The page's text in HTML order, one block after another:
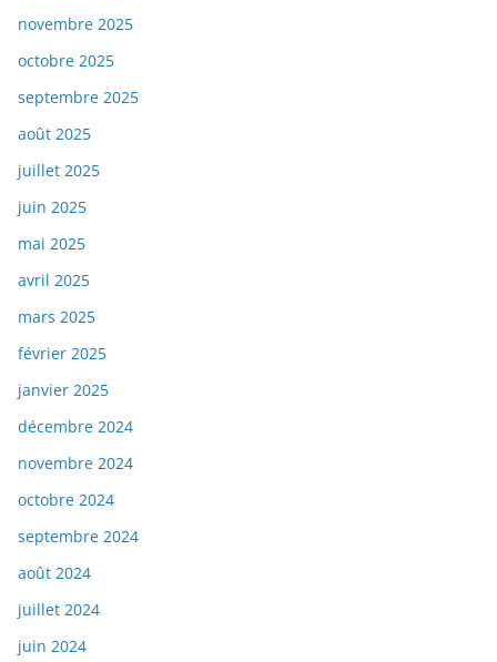
novembre 2025
octobre 2025
septembre 2025
août 2025
juillet 2025
juin 2025
mai 2025
avril 2025
mars 2025
février 2025
janvier 2025
décembre 2024
novembre 2024
octobre 2024
septembre 2024
août 2024
juillet 2024
juin 2024